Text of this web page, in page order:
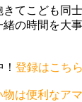
てこども同
緒の時間を大
！登録はこち
は便利なアマ